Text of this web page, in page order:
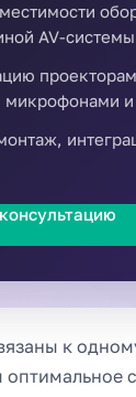
AV-
микрофонами
к